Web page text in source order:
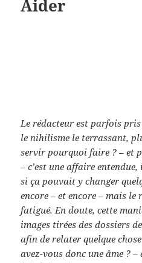
Aider
Le rédacteur est parfois pris
le nihilisme le terrassant,
servir pourquoi faire ? – et
– c’est une affaire
si ça pouvait y changer
encore – et encore – mais
fatigué. En doute, cette
images tirées des dossiers
afin de relater quelque
avez-vous donc une âme ?